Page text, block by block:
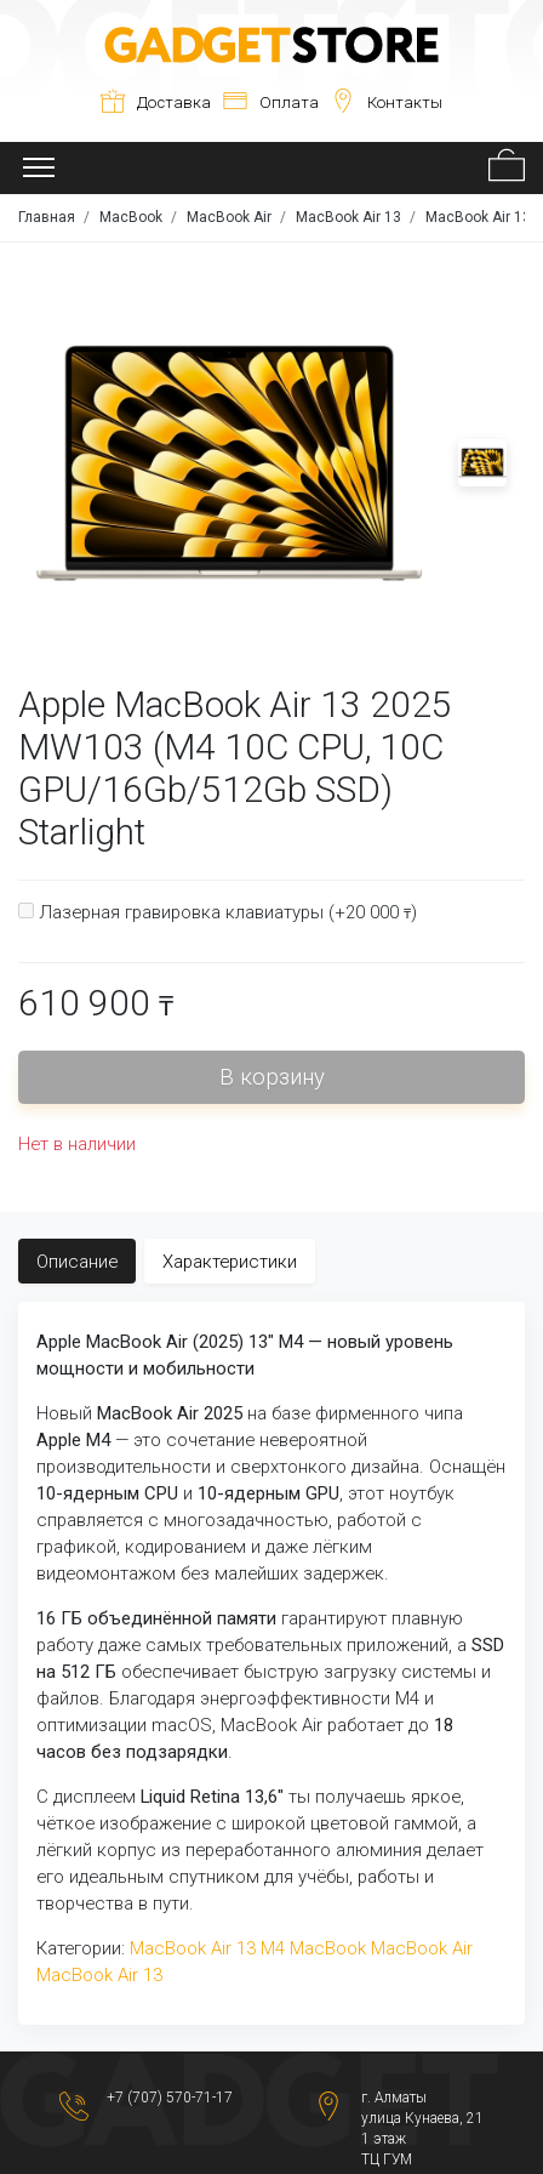
Доставка Оплата Контакты
Главная MacBook MacBook Air MacBook Air 13 MacBook Air 13
Apple MacBook Air 13 2025
MW103 (M4 10C CPU, 10C
GPU/16Gb/512Gb SSD)
Starlight
Лазерная гравировка клавиатуры (+20 000 ₸)
610 900 ₸
Нет в наличии
Описание Характеристики
Apple MacBook Air (2025) 13″ M4 — новый уровень
мощности и мобильности
Новый MacBook Air 2025на базе фирменного чипа
Apple M4— это сочетание невероятной
производительности и сверхтонкого дизайна. Оснащён
10-ядерным CPU и 10-ядерным GPU, этот ноутбук
справляется с многозадачностью, работой с
графикой, кодированием и даже лёгким
видеомонтажом без малейших задержек.
16 ГБ объединённой памяти гарантируют плавную
работу даже самых требовательных приложений, а SSD
на 512 ГБ обеспечивает быструю загрузку системы и
файлов. Благодаря энергоэффективности M4 и
оптимизации macOS, MacBook Air работает до 18
часов без подзарядки.
С дисплеем Liquid Retina 13,6" ты получаешь яркое,
чёткое изображение с широкой цветовой гаммой, а
лёгкий корпус из переработанного алюминия делает
его идеальным спутником для учёбы, работы и
творчества в пути.
Категории: MacBook Air 13 M4 MacBook MacBook Air
MacBook Air 13
+7 (707) 570-71-17
г. Алматы
​улица Кунаева, 21​
1 этаж
ТЦ ГУМ